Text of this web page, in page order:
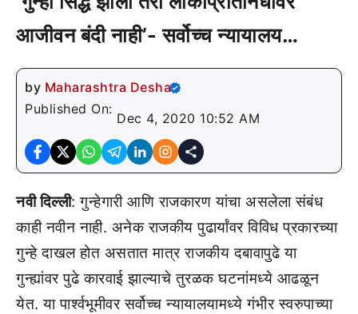
आजीवन बंदी नाही’- सर्वोच्च न्यायालय…
by Maharashtra Desha
Published On:
Dec 4, 2020 10:52 AM
नवी दिल्ली: गुन्हेगारी आणि राजकारण यांचा असलेला संबंध
काही नवीन नाही. अनेक राजकीय पुढार्यांवर विविध प्रकारच्या
गुन्हे दाखल होत असतात मात्र राजकीय दबावापुढे या
गुन्ह्यांवर पुढे कारवाई झाल्याचे तुरळक घटनांमध्ये आढळून
येत. या पार्श्वभूमीवर सर्वोच्च न्यायालयामध्ये गंभीर स्वरुपाच्या